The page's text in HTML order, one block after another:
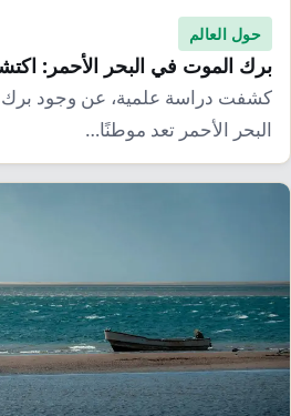
حول العالم
برك الموت في البحر الأحمر:
كشفت دراسة علمية، عن وجود برك
البحر الأحمر تعد موطنًا…